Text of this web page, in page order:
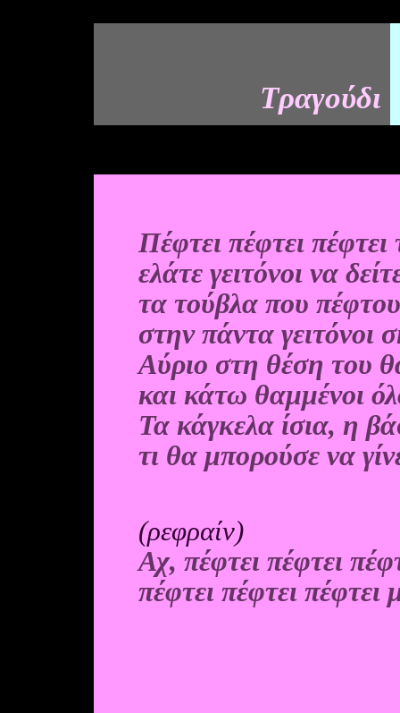
Τραγούδι
Πέφτει πέφτει πέφτει
ελάτε γειτόνοι να
τα τούβλα που
στην πάντα γειτόνοι
Αύριο στη θέση του
και κάτω θαμμένοι
Τα κάγκελα ίσια, η
τι θα μπορούσε να
(ρεφραίν)
Αχ, πέφτει πέφτει
πέφτει πέφτει